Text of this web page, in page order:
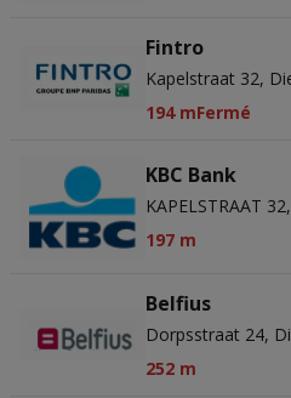
Fintro
Kapelstraat 32,
194 mFermé
KBC Bank
KAPELSTRAAT
197 m
Belfius
Dorpsstraat 24,
252 m